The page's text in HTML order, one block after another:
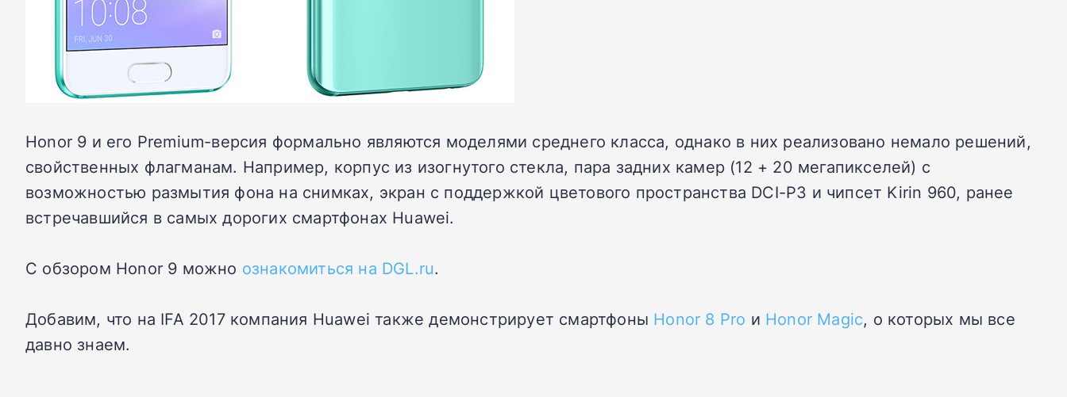
Honor 9 и его Premium-версия формально являются моделями среднего класса, однако в них реализовано немало решений,
свойственных флагманам. Например, корпус из изогнутого стекла, пара задних камер (12 + 20 мегапикселей) с
возможностью размытия фона на снимках, экран с поддержкой цветового пространства DCI-P3 и чипсет Kirin 960, ранее
встречавшийся в самых дорогих смартфонах Huawei.
С обзором Honor 9 можно ознакомиться на DGL.ru.
Добавим, что на IFA 2017 компания Huawei также демонстрирует смартфоны Honor 8 Pro и Honor Magic, о которых мы все
давно знаем.